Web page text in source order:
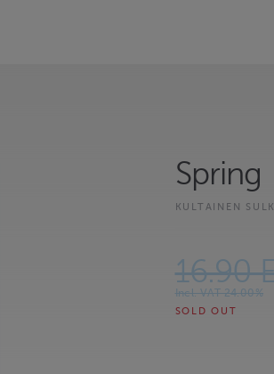
Spring
KULTAINEN
16.90
Incl. VAT 24.00%
SOLD OUT